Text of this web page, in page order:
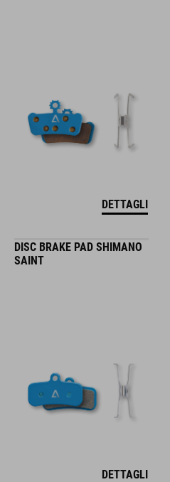
DETTAGLI
DISC BRAKE PAD SHIMANO
SAINT
DETTAGLI